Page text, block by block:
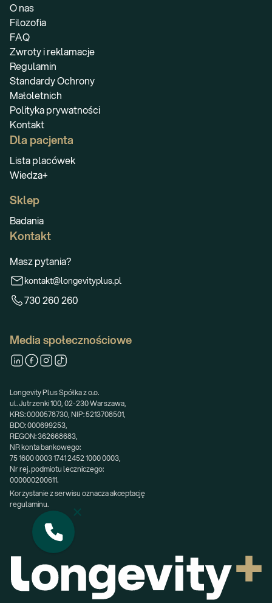
O nas
Filozofia
FAQ
Zwroty i reklamacje
Regulamin
Standardy Ochrony
Małoletnich
Polityka prywatności
Kontakt
Dla pacjenta
Lista placówek
Wiedza+
Sklep
Badania
Kontakt
Masz pytania?
kontakt@longevityplus.pl
730 260 260
Media społecznościowe
Longevity Plus Spółka z o.o.
ul. Jutrzenki 100, 02-230 Warszawa,
KRS: 0000578730, NIP: 5213708501,
BDO: 000699253,
REGON: 362668683,
NR konta bankowego:
75 1600 0003 1741 2452 1000 0003,
Nr rej. podmiotu leczniczego:
000000200611.
Korzystanie z serwisu oznacza akceptację
regulaminu.